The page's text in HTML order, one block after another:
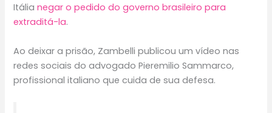
Itálianegar o pedido do governo brasileiro para
extraditá-la.
Ao deixar a prisão, Zambelli publicou um vídeo nas
redes sociais do advogado Pieremilio Sammarco,
profissional italiano que cuida de sua defesa.